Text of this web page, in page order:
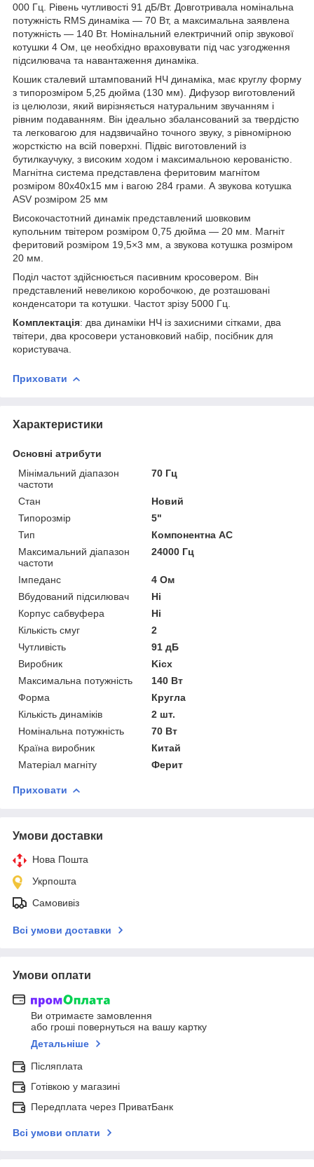
000 Гц. Рівень чутливості 91 дБ/Вт. Довготривала номінальна
потужність RMS динаміка — 70 Вт, а максимальна заявлена
потужність — 140 Вт. Номінальний електричний опір звукової
котушки 4 Ом, це необхідно враховувати під час узгодження
підсилювача та навантаження динаміка.
Кошик сталевий штампований НЧ динаміка, має круглу форму
з типорозміром 5,25 дюйма (130 мм). Дифузор виготовлений
із целюлози, який вирізняється натуральним звучанням і
рівним подаванням. Він ідеально збалансований за твердістю
та легковагою для надзвичайно точного звуку, з рівномірною
жорсткістю на всій поверхні. Підвіс виготовлений із
бутилкаучуку, з високим ходом і максимальною керованістю.
Магнітна система представлена феритовим магнітом
розміром 80x40x15 мм і вагою 284 грами. А звукова котушка
ASV розміром 25 мм
Високочастотний динамік представлений шовковим
купольним твітером розміром 0,75 дюйма — 20 мм. Магніт
феритовий розміром 19,5×3 мм, а звукова котушка розміром
20 мм.
Поділ частот здійснюється пасивним кросовером. Він
представлений невеликою коробочкою, де розташовані
конденсатори та котушки. Частот зрізу 5000 Гц.
Комплектація: два динаміки НЧ із захисними сітками, два
твітери, два кросовери установковий набір, посібник для
користувача.
Приховати
Характеристики
Основні атрибути
Мінімальний діапазон
частоти
70 Гц
Стан
Новий
Типорозмір
5"
Тип
Компонентна АС
Максимальний діапазон
частоти
24000 Гц
Імпеданс
4 Ом
Вбудований підсилювач
Ні
Корпус сабвуфера
Ні
Кількість смуг
2
Чутливість
91 дБ
Виробник
Kicx
Максимальна потужність
140 Вт
Форма
Кругла
Кількість динаміків
2 шт.
Номінальна потужність
70 Вт
Країна виробник
Китай
Матеріал магніту
Ферит
Приховати
Умови доставки
Нова Пошта
Укрпошта
Самовивіз
Всі умови доставки
Умови оплати
Ви отримаєте замовлення
або гроші повернуться на вашу картку
Детальніше
Післяплата
Готівкою у магазині
Передплата через ПриватБанк
Всі умови оплати